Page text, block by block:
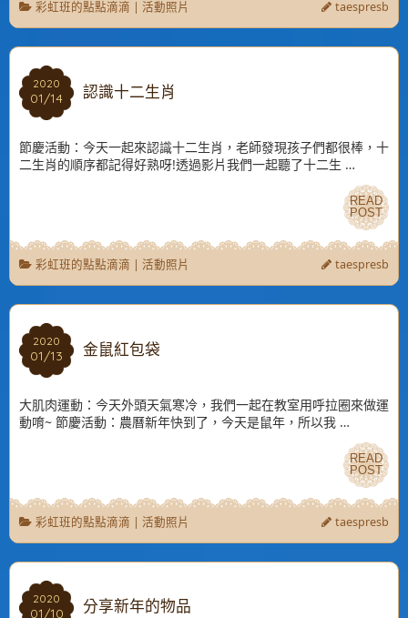
彩虹班的點點滴滴 | 活動照片 taespresb
2020
01/14
2020
01/14 認識十二生肖
節慶活動：今天一起來認識十二生肖，老師發現孩子們都很棒，十
二生肖的順序都記得好熟呀!透過影片我們一起聽了十二生 …
READ
POST
READ
POST
彩虹班的點點滴滴 | 活動照片 taespresb
2020
01/13
2020
01/13 金鼠紅包袋
大肌肉運動：今天外頭天氣寒冷，我們一起在教室用呼拉圈來做運
動唷~ 節慶活動：農曆新年快到了，今天是鼠年，所以我 …
READ
POST
READ
POST
彩虹班的點點滴滴 | 活動照片 taespresb
2020
01/10
2020
01/10 分享新年的物品